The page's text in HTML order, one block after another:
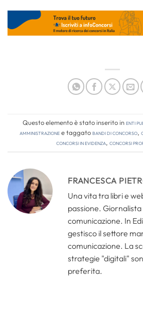
Questo elemento è stato inserito inEnti
amministrazionee taggatobandi di concorso,
concorsi in evidenza, concorsi
FRANCESCA
Una vita tra libri e
passione.
comunicazione. In
gestisco il settore
comunicazione. La
strategie "digitali"
preferita.